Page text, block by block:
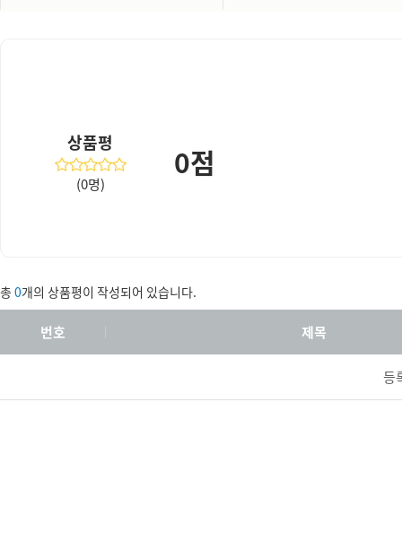
상품평
(0명)
0점
총 0개의 상품평이 작성되어 있습니다.
번호 제목
등